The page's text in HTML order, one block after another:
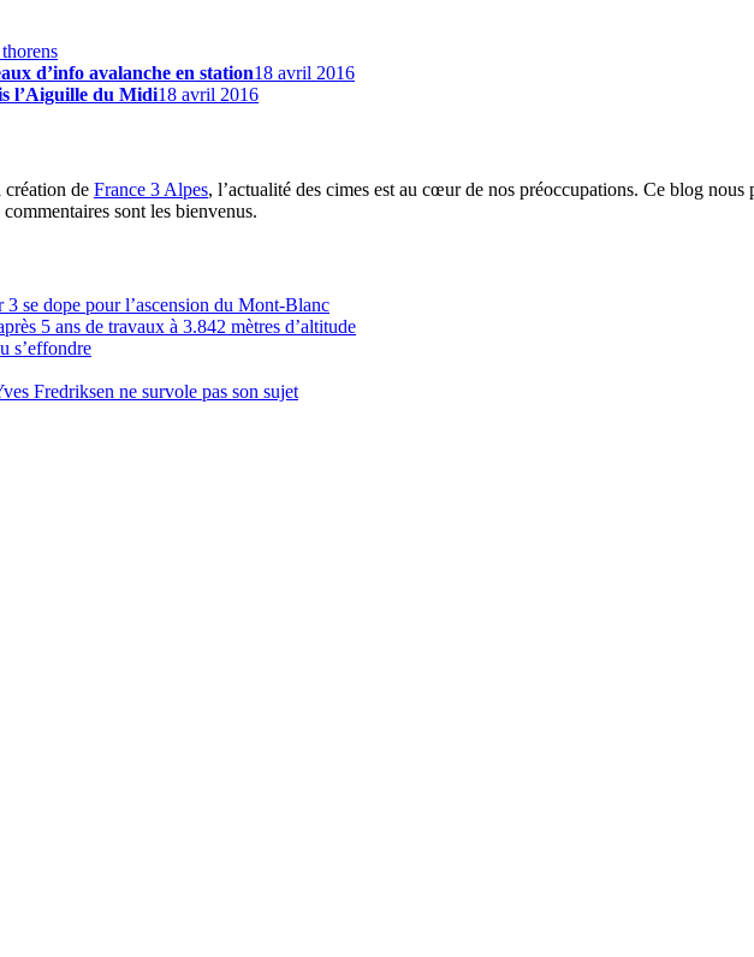
d’info avalanche en station18 avril 2016
l’Aiguille du Midi18 avril 2016
création de France 3 Alpes, l’actualité des cimes est au cœur de nos préoccupations. Ce blog
sont les bienvenus.
se dope pour l’ascension du Mont-Blanc
5 ans de travaux à 3.842 mètres d’altitude
s’effondre
Fredriksen ne survole pas son sujet